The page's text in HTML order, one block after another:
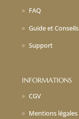
FAQ
Guide et Conseils
Support
INFORMATIONS
CGV
Mentions légales